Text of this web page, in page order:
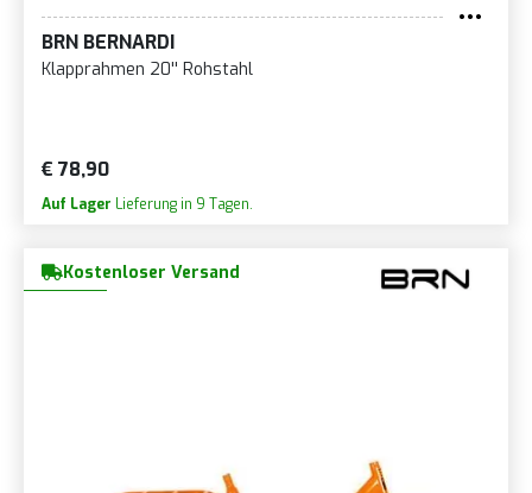
BRN BERNARDI
Klapprahmen 20'' Rohstahl
€ 78,90
Auf Lager Lieferung in 9 Tagen.
Kostenloser Versand